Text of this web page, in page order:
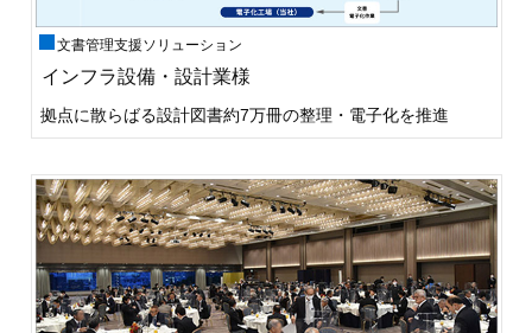
文書管理支援ソリューション
インフラ設備・設計業様
拠点に散らばる設計図書約7万冊の整理・電子化を推進